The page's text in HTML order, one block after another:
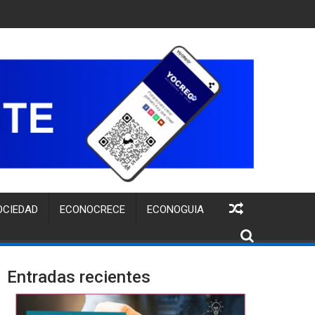
ECONOCRECE ECONOGUIA
Entradas recientes